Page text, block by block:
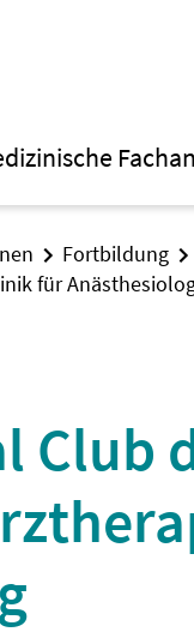
Fortbildung
für
Club